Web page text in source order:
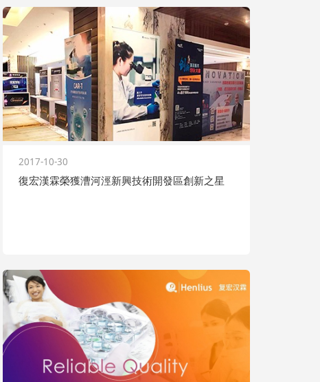
2017-10-30
復宏漢霖榮獲漕河涇新興技術開發區創新之星